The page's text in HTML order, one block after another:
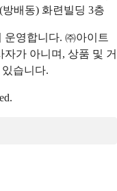
배동) 화련빌딩 3층
영합니다. ㈜아이트
가 아니며, 상품 및 거
습니다.